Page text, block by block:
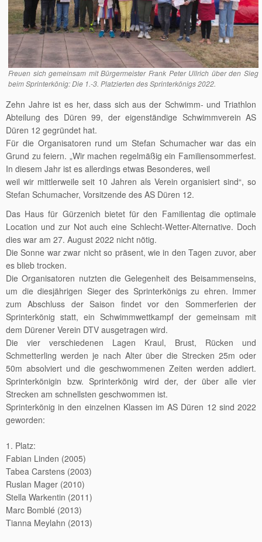
Freuen sich gemeinsam mit Bürgermeister Frank Peter Ullrich über den Sieg
beim Sprinterkönig: Die 1.-3. Platzierten des Sprinterkönigs 2022.
Zehn Jahre ist es her, dass sich aus der Schwimm- und Triathlon
Abteilung des Düren 99, der eigenständige Schwimmverein AS
Düren 12 gegründet hat.
Für die Organisatoren rund um Stefan Schumacher war das ein
Grund zu feiern. „Wir machen regelmäßig ein Familiensommerfest.
In diesem Jahr ist es allerdings etwas Besonderes, weil
weil wir mittlerweile seit 10 Jahren als Verein organisiert sind“, so
Stefan Schumacher, Vorsitzende des AS Düren 12.
Das Haus für Gürzenich bietet für den Familientag die optimale
Location und zur Not auch eine Schlecht-Wetter-Alternative. Doch
dies war am 27. August 2022 nicht nötig.
Die Sonne war zwar nicht so präsent, wie in den Tagen zuvor, aber
es blieb trocken.
Die Organisatoren nutzten die Gelegenheit des Beisammenseins,
um die diesjährigen Sieger des Sprinterkönigs zu ehren. Immer
zum Abschluss der Saison findet vor den Sommerferien der
Sprinterkönig statt, ein Schwimmwettkampf der gemeinsam mit
dem Dürener Verein DTV ausgetragen wird.
Die vier verschiedenen Lagen Kraul, Brust, Rücken und
Schmetterling werden je nach Alter über die Strecken 25m oder
50m absolviert und die geschwommenen Zeiten werden addiert.
Sprinterkönigin bzw. Sprinterkönig wird der, der über alle vier
Strecken am schnellsten geschwommen ist.
Sprinterkönig in den einzelnen Klassen im AS Düren 12 sind 2022
geworden:
1. Platz:
Fabian Linden (2005)
Tabea Carstens (2003)
Ruslan Mager (2010)
Stella Warkentin (2011)
Marc Bomblé (2013)
Tianna Meylahn (2013)